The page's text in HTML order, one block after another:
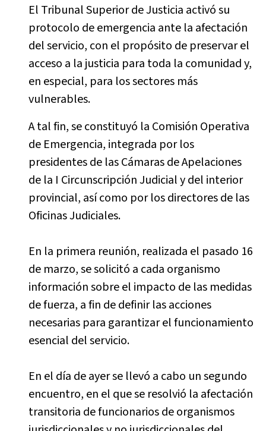
El Tribunal Superior de Justicia activó su
protocolo de emergencia ante la afectación
del servicio, con el propósito de preservar el
acceso a la justicia para toda la comunidad y,
en especial, para los sectores más
vulnerables.
A tal fin, se constituyó la Comisión Operativa
de Emergencia, integrada por los
presidentes de las Cámaras de Apelaciones
de la I Circunscripción Judicial y del interior
provincial, así como por los directores de las
Oficinas Judiciales.
En la primera reunión, realizada el pasado 16
de marzo, se solicitó a cada organismo
información sobre el impacto de las medidas
de fuerza, a fin de definir las acciones
necesarias para garantizar el funcionamiento
esencial del servicio.
En el día de ayer se llevó a cabo un segundo
encuentro, en el que se resolvió la afectación
transitoria de funcionarios de organismos